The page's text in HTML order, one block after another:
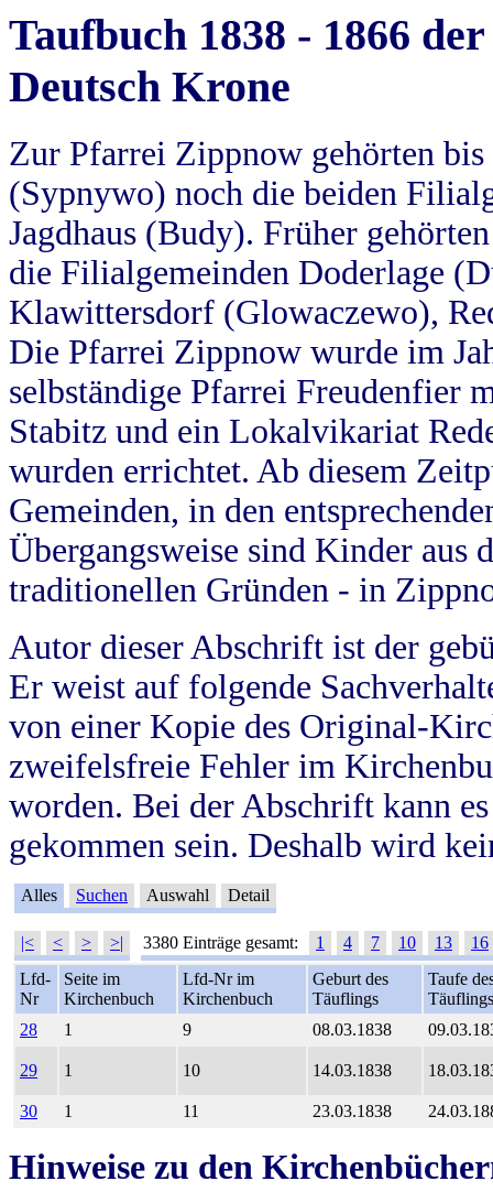
Taufbuch 1838 - 1866
Deutsch Krone
Zur Pfarrei Zippnow gehörten
(Sypnywo) noch die beiden
Jagdhaus (Budy). Früher
die Filialgemeinden Doderlage
Klawittersdorf (Glowaczewo),
Die Pfarrei Zippnow wurde im
selbständige Pfarrei Freudenfier
Stabitz und ein Lokalvikariat
wurden errichtet. Ab diesem
Gemeinden, in den
Übergangsweise sind Kinder aus
traditionellen Gründen - in
Autor dieser Abschrift ist der
Er weist auf folgende
von einer Kopie des Original-
zweifelsfreie Fehler im
worden. Bei der Abschrift kann
gekommen sein. Deshalb wird
Alles Suchen Auswahl Detail
|< < > >| 3380 Einträge gesamt: 1 4 7 10 13
16
Lfd-
Nr
Seite im
Kirchenbuch
Lfd-Nr im
Kirchenbuch
Geburt des
Täuflings
Taufe
Täuflings
28
1 9 08.03.1838
29 1 10 14.03.1838
30 1 11 23.03.1838
Hinweise zu den